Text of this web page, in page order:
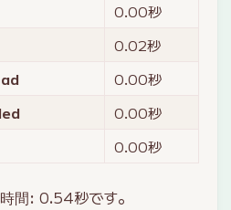
0.00秒
0.02秒
0.00秒
0.00秒
0.00秒
間: 0.54秒です。